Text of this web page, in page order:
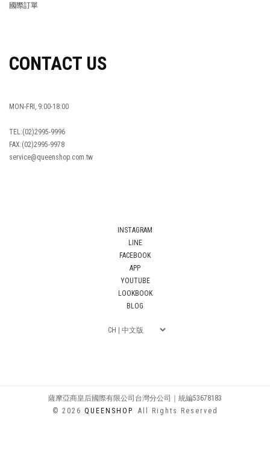
國際訂單
CONTACT US
MON-FRI, 9:00-18:00
TEL:(02)2995-9996
FAX:(02)2995-9978
service@queenshop.com.tw
INSTAGRAM
LINE
FACEBOOK
APP
YOUTUBE
LOOKBOOK
BLOG
薩摩亞商皇后國際有限公司台灣分公司｜統編53678183
© 2026 QUEENSHOP. All Rights Reserved